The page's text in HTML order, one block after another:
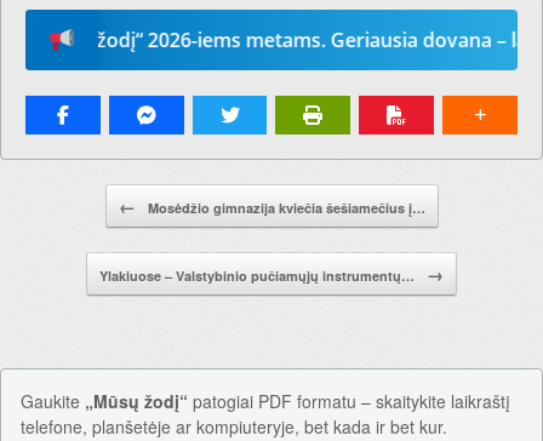
žodį“ 2026-iems metams. Geriausia dovana –
Pranešimo navigacija.
← Mosėdžio gimnazija kviečia šešiamečius į…
Ylakiuose – Valstybinio pučiamųjų instrumentų… →
Gaukite „Mūsų žodį“ patogiai PDF formatu – skaitykite laikraštį
telefone, planšetėje ar kompiuteryje, bet kada ir bet kur.